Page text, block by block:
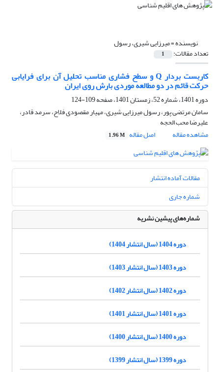
نویسنده =میرزایی شیری، رسول
تعداد مقالات: 1
کاربست بردار Q و سطح فشاری مناسب تحلیل آن برای فرایابی
حرکت قائم در دو مطالعه موردی بارش روی ایران
دوره 1401، شماره 52، زمستان 1401، صفحه
109-124
سامان مرتضی پور، رسول میرزایی شیری، مهیار مقصودی فلاح، سرمد قادر،
علیرضا محب الحجه
مشاهده مقاله
اصل مقاله 1.96 M
مقالات آماده انتشار
شماره جاری
شماره‌های پیشین نشریه
دوره 1404 (سال انتشار 1404)
دوره 1403 (سال انتشار 1403)
دوره 1402 (سال انتشار 1402)
دوره 1401 (سال انتشار 1401)
دوره 1400 (سال انتشار 1400)
دوره 1399 (سال انتشار 1399)